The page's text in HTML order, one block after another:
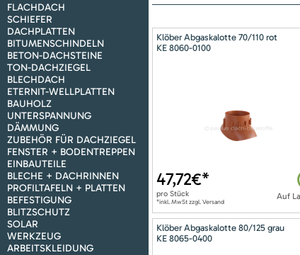
FLACHDACH
SCHIEFER
DACHPLATTEN
BITUMENSCHINDELN
BETON-DACHSTEINE
TON-DACHZIEGEL
BLECHDACH
ETERNIT-WELLPLATTEN
BAUHOLZ
UNTERSPANNUNG
DÄMMUNG
ZUBEHÖR FÜR DACHZIEGEL
FENSTER + BODENTREPPEN
EINBAUTEILE
BLECHE + DACHRINNEN
PROFILTAFELN + PLATTEN
BEFESTIGUNG
BLITZSCHUTZ
SOLAR
WERKZEUG
ARBEITSKLEIDUNG
Klöber Abgaskalotte 70/110 rot
KE 8060-0100
Auf
47,72€*
pro Stück
*inkl. MwSt zzgl. Versand
Klöber Abgaskalotte 80/125 grau
KE 8065-0400